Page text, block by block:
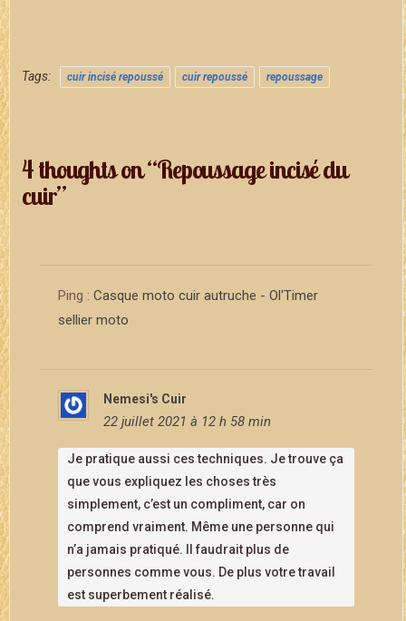
Tags: cuir incisé repoussé cuir repoussé repoussage
4 thoughts on “Repoussage incisé du
cuir”
Ping : Casque moto cuir autruche - Ol'Timer
sellier moto
Nemesi's Cuir
22 juillet 2021 à 12 h 58 min
Je pratique aussi ces techniques. Je trouve ça
que vous expliquez les choses très
simplement, c’est un compliment, car on
comprend vraiment. Même une personne qui
n’a jamais pratiqué. Il faudrait plus de
personnes comme vous. De plus votre travail
est superbement réalisé.